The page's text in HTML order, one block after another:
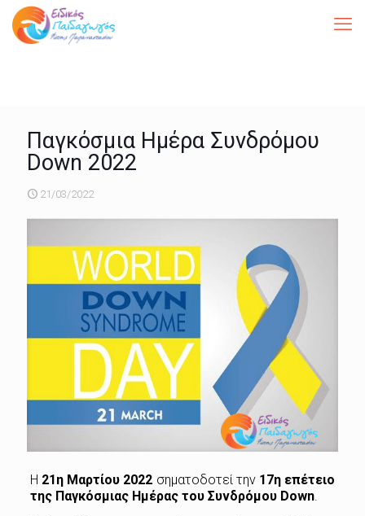
Παγκόσμια Ημέρα Συνδρόμου
Down 2022
21/03/2022
Η 21η Μαρτίου 2022 σηματοδοτεί την 17η επέτειο
της Παγκόσμιας Ημέρας του Συνδρόμου Down.